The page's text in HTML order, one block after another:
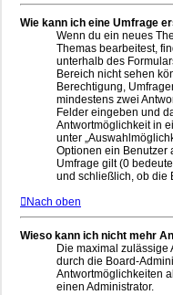
Wie kann ich eine Umfrage
Wenn du ein neues
Themas bearbeitest,
unterhalb des
Bereich nicht sehen
Berechtigung,
mindestens zwei
Felder eingeben und
Antwortmöglichkeit in
unter
Optionen ein Benutzer
Umfrage gilt (0
und schließlich, ob die
Nach oben
Wieso kann ich nicht mehr
Die maximal zulässige
durch die Board-
Antwortmöglichkeiten
einen Administrator.